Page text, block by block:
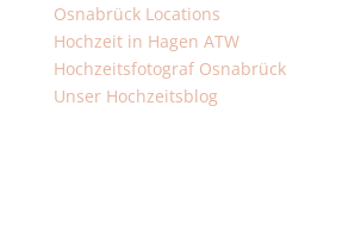
Osnabrück Locations
Hochzeit in Hagen ATW
Hochzeitsfotograf Osnabrück
Unser Hochzeitsblog